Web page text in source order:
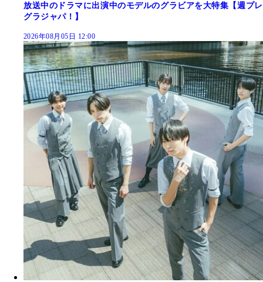
放送中のドラマに出演中のモデルのグラビアを大特集【週プレ
グラジャパ！】
2026年08月05日 12:00